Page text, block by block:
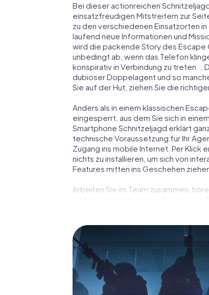
Bei dieser actionreichen
einsatzfreudigen Mitstreitern zur
zu den verschiedenen Einsatzorten
laufend neue Informationen und
wird die packende Story des Escape
unbedingt ab, wenn das Telefon
konspirativ in Verbindung zu treten …
dubioser Doppelagent und so
Sie auf der Hut, ziehen Sie die
Anders als in einem klassischen
eingesperrt, aus dem Sie sich in
Smartphone Schnitzeljagd erklärt
technische Voraussetzung für Ihr
Zugang ins mobile Internet. Per Klick
nichts zu installieren, um sich von
Features mitten ins Geschehen
Arbeiten Sie im Team zusammen,
Verbindungspersonen auf Ihre Seite.
Team im Highscore von Bognor
Bildergalerie. Das myCityHunt
Erlebnisspielplatz. Holen Sie sich
verwandeln Sie Bognor Regis in